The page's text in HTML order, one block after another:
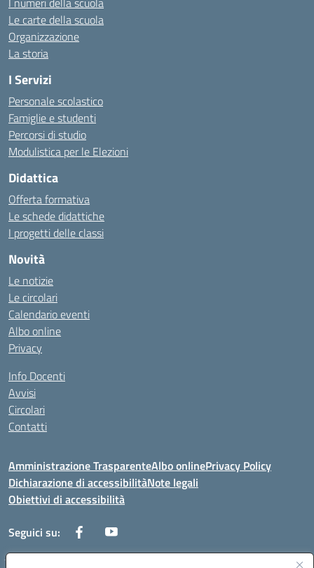
Le carte della scuola
Organizzazione
La storia
I Servizi
Personale scolastico
Famiglie e studenti
Percorsi di studio
Modulistica per le Elezioni
Didattica
Offerta formativa
Le schede didattiche
I progetti delle classi
Novità
Le notizie
Le circolari
Calendario eventi
Albo online
Privacy
Info Docenti
Avvisi
Circolari
Contatti
Amministrazione TrasparenteAlbo onlinePrivacy Policy
Dichiarazione di accessibilitàNote legali
Obiettivi di accessibilità
Seguici su: